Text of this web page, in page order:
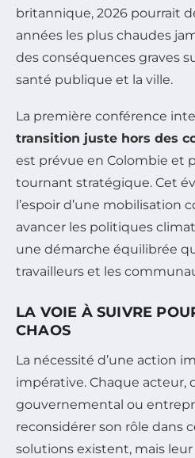
britannique, 2026 pourrait
années les plus chaudes
des conséquences graves
santé publique et la ville.
La première conférence
transition juste hors des
est prévue en Colombie et
tournant stratégique. Cet
l’espoir d’une mobilisation
avancer les politiques
une démarche équilibrée
travailleurs et les
LA VOIE À SUIVRE
CHAOS
La nécessité d’une action
impérative. Chaque acteur,
gouvernemental ou
reconsidérer son rôle dans
solutions existent, mais